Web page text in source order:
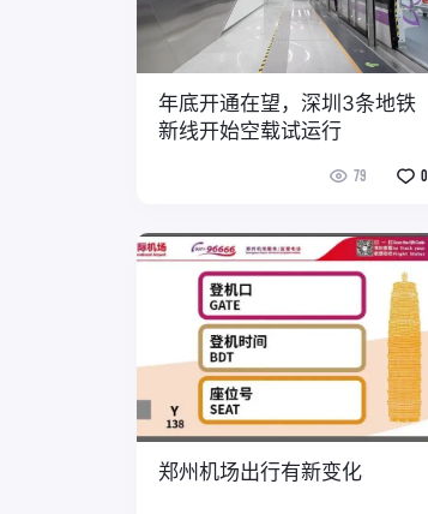
年底开通在望，深圳3条地铁
新线开始空载试运行
79 0
郑州机场出行有新变化